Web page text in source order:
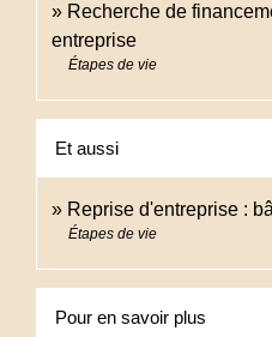
Recherche de
entreprise
Étapes de vie
Et aussi
Reprise d'entreprise :
Étapes de vie
Pour en savoir plus